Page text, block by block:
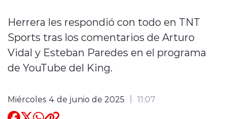
Entrevistas
Quienes Somos
Herrera les respondió con todo en TNT
Sports tras los comentarios de Arturo
Vidal y Esteban Paredes en el programa
de YouTube del King.
Miércoles 4 de junio de 2025 11:07